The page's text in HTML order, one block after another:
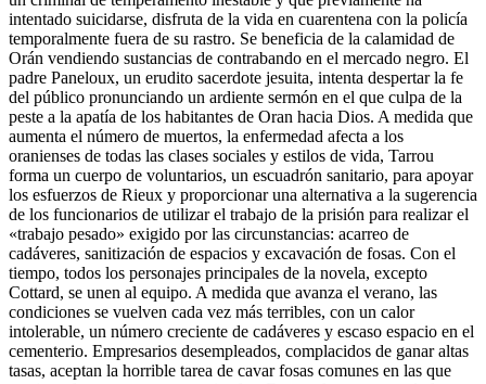
intentado suicidarse, disfruta de la vida en cuarentena con la policía
temporalmente fuera de su rastro. Se beneficia de la calamidad de
Orán vendiendo sustancias de contrabando en el mercado negro. El
padre Paneloux, un erudito sacerdote jesuita, intenta despertar la fe
del público pronunciando un ardiente sermón en el que culpa de la
peste a la apatía de los habitantes de Oran hacia Dios. A medida que
aumenta el número de muertos, la enfermedad afecta a los
oranienses de todas las clases sociales y estilos de vida, Tarrou
forma un cuerpo de voluntarios, un escuadrón sanitario, para apoyar
los esfuerzos de Rieux y proporcionar una alternativa a la sugerencia
de los funcionarios de utilizar el trabajo de la prisión para realizar el
«trabajo pesado» exigido por las circunstancias: acarreo de
cadáveres, sanitización de espacios y excavación de fosas. Con el
tiempo, todos los personajes principales de la novela, excepto
Cottard, se unen al equipo. A medida que avanza el verano, las
condiciones se vuelven cada vez más terribles, con un calor
intolerable, un número creciente de cadáveres y escaso espacio en el
cementerio. Empresarios desempleados, complacidos de ganar altas
tasas, aceptan la horrible tarea de cavar fosas comunes en las que